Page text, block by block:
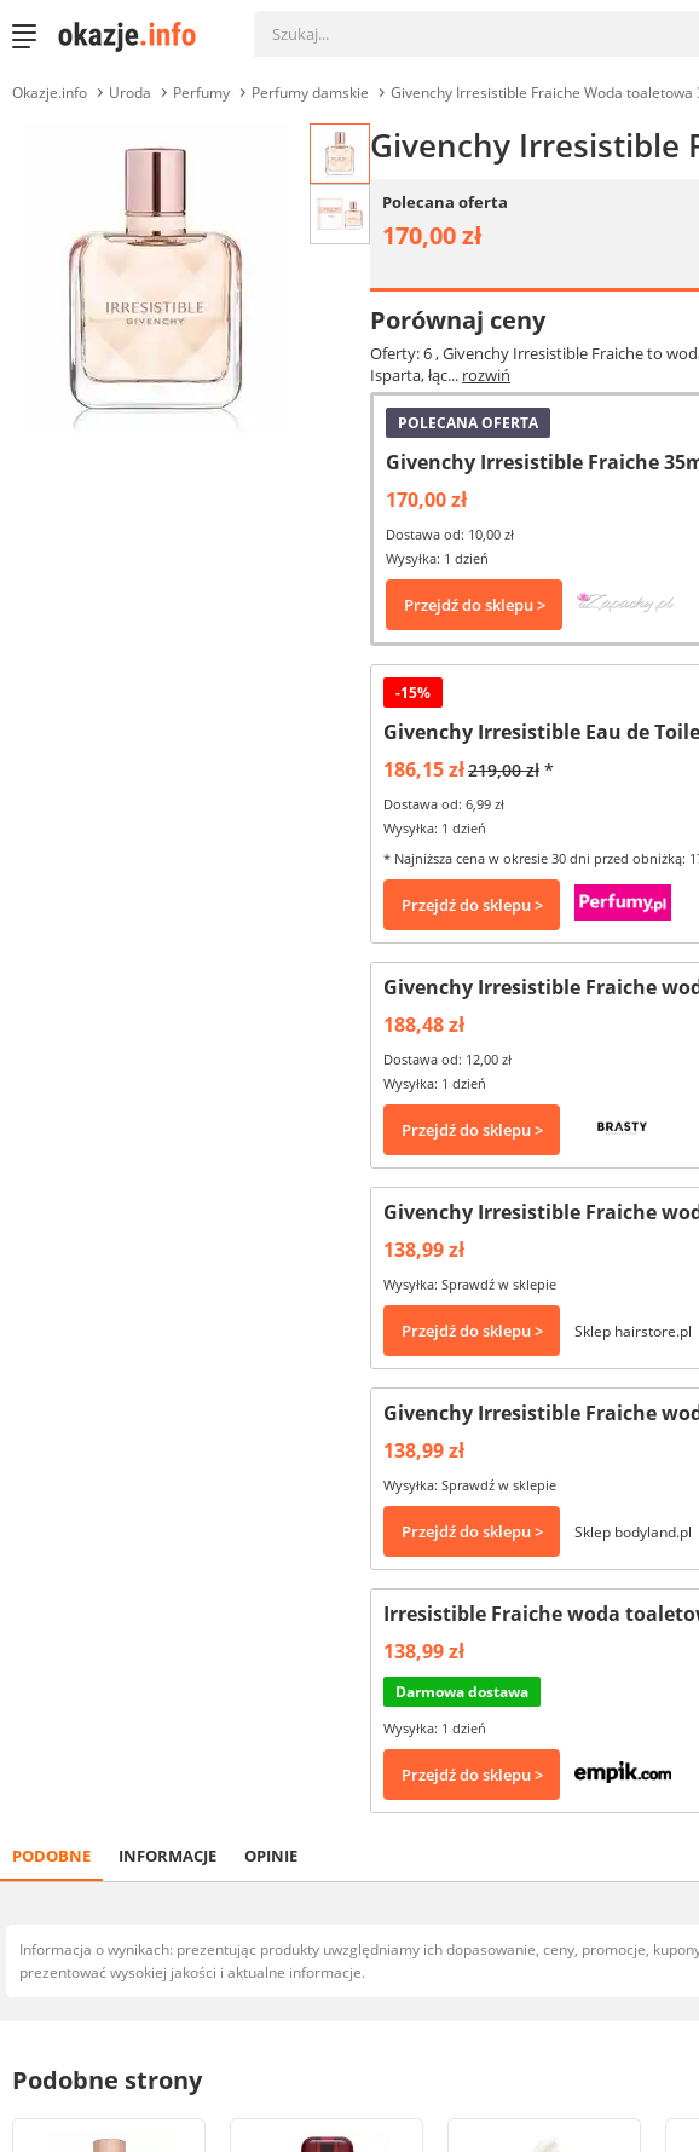
Okazje.info Uroda Perfumy Perfumy damskie Givenchy Irresistible Fraiche Woda toaletowa
Givenchy Irresistible
Polecana oferta
170,00 zł
Porównaj ceny
Oferty: 6, Givenchy Irresistible Fraiche to
Isparta, łąc... rozwiń
POLECANA OFERTA
Givenchy Irresistible Fraiche
170,00 zł
Dostawa od: 10,00 zł
Wysyłka: 1 dzień
Przejdź do sklepu >
-15%
Givenchy Irresistible Eau de
186,15 zł219,00 zł *
Dostawa od: 6,99 zł
Wysyłka: 1 dzień
* Najniższa cena w okresie 30 dni przed obniżką:
Przejdź do sklepu >
Givenchy Irresistible Fraiche
188,48 zł
Dostawa od: 12,00 zł
Wysyłka: 1 dzień
Przejdź do sklepu >
Givenchy Irresistible Fraiche
138,99 zł
Wysyłka: Sprawdź w sklepie
Przejdź do sklepu > Sklep hairstore.pl
Givenchy Irresistible Fraiche
138,99 zł
Wysyłka: Sprawdź w sklepie
Przejdź do sklepu > Sklep bodyland.pl
Irresistible Fraiche woda
138,99 zł
Darmowa dostawa
Wysyłka: 1 dzień
Przejdź do sklepu >
PODOBNE INFORMACJE OPINIE
Informacja o wynikach: prezentując produkty uwzględniamy ich dopasowanie, ceny, promocje,
prezentować wysokiej jakości i aktualne informacje.
Podobne strony